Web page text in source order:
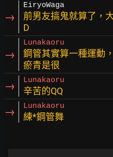
→
EiryoWaga
前男友搞鬼就算了，
D
→
Lunakaoru
鋼管其實算一種運動
瘀青是很
→ Lunakaoru
辛苦的QQ
→ Lunakaoru
練*鋼管舞